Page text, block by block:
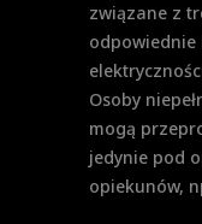
związane z
odpowiednie
Osoby
mogą
jedynie pod
opiekunów,